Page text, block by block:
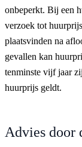
onbeperkt. Bij een
verzoek tot
plaatsvinden na
gevallen kan
tenminste vijf jaar
huurprijs geldt.
Advies door